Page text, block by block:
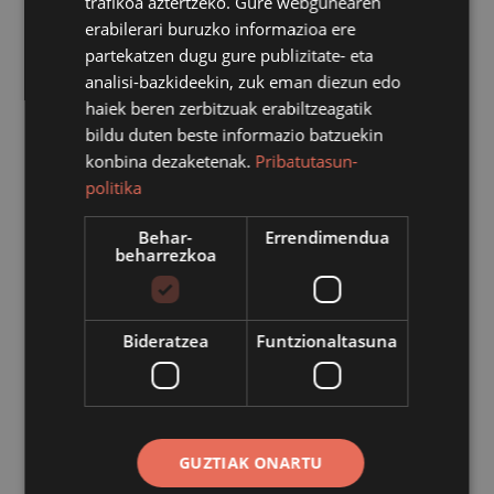
Azpeitiko metal boskotea musika elkarteari ez-ohiko
dirulaguntza zuzena ematea.
Ebazpena: alkatetzak 2023/10/2-an emandako
dekretua.
Erakundea
Arrazoia
antolatzea.
Zenbatekoa: 2.900€
: 1 0401.481.334.00.01 2023
cultura eta kultur jarduerak sustatzea.
Azpeitiko Udalak dirulaguntza publikoak ematean,
printzipioaren baitan jakinarazi dena.
erabilerari buruzko informazioa ere
partekatzen dugu gure publizitate- eta
analisi-bazkideekin, zuk eman diezun edo
haiek beren zerbitzuak erabiltzeagatik
bildu duten beste informazio batzuekin
konbina dezaketenak. Pribatutasun-
politika
Behar-
beharrezkoa
Errendimendua
Bideratzea Funtzionaltasuna
GUZTIAK ONARTU